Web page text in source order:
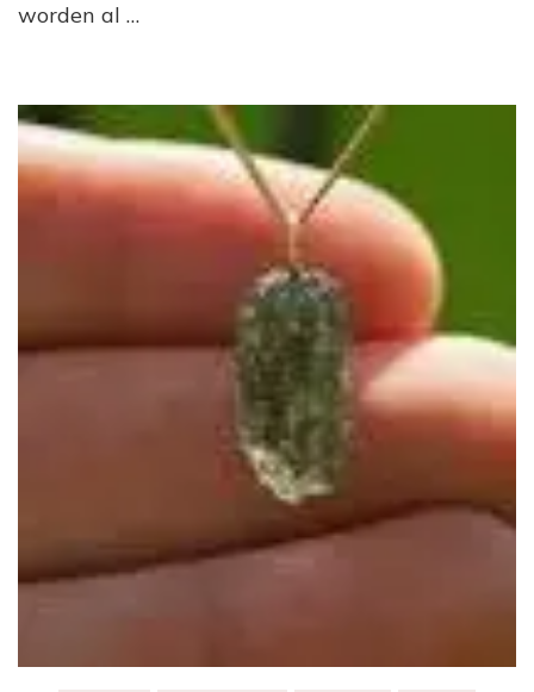
worden al …